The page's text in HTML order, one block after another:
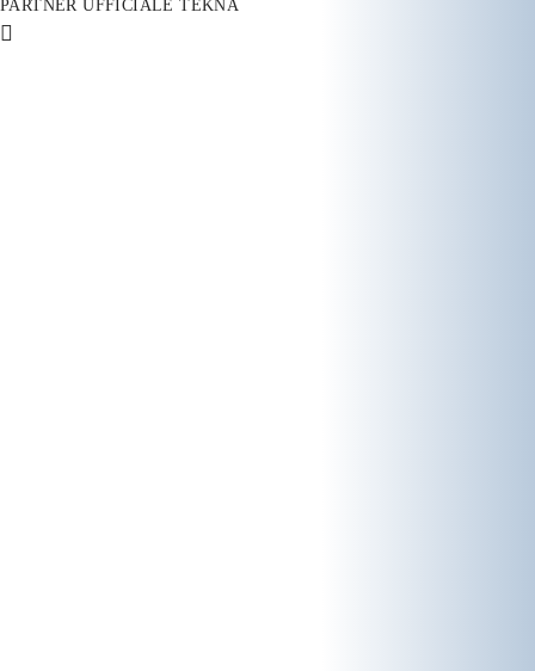
PARTNER UFFICIALE TEKNA